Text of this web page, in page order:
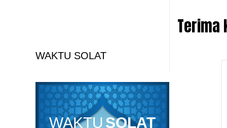
Terima
WAKTU SOLAT